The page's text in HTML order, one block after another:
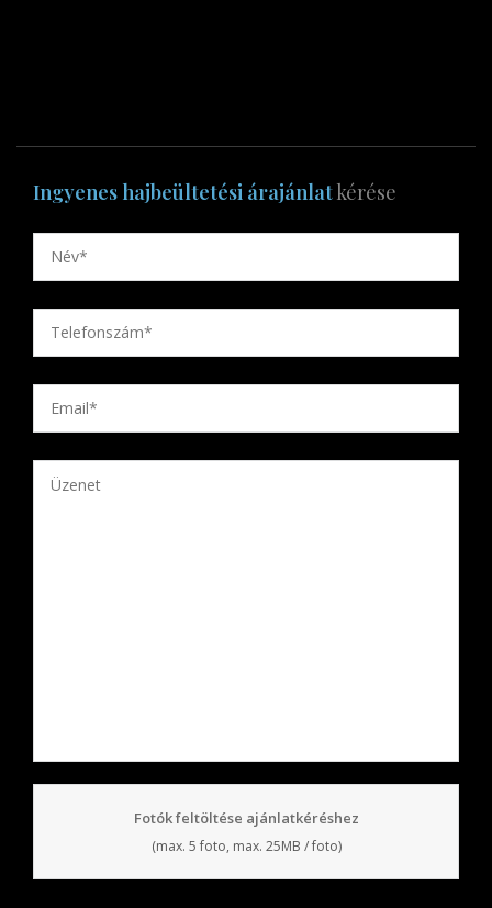
Fotók feltöltése ajánlatkéréshez
(max. 5 foto, max. 25MB / foto)